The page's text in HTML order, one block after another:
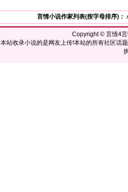
言情小说作家列表(按字母排序)：
Copyright © 言情4
本站收录小说的是网友上传!本站的所有社区话